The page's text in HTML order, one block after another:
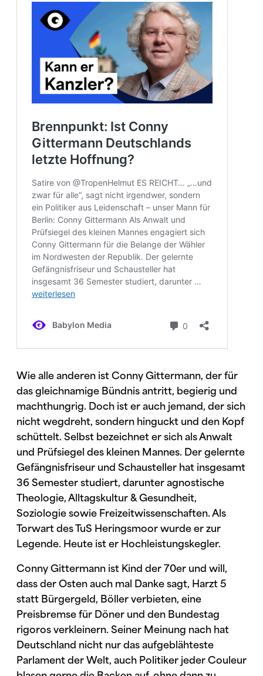
Wie alle anderen ist Conny Gittermann, der für
das gleichnamige Bündnis antritt, begierig und
machthungrig. Doch ist er auch jemand, der sich
nicht wegdreht, sondern hinguckt und den Kopf
schüttelt. Selbst bezeichnet er sich als Anwalt
und Prüfsiegel des kleinen Mannes. Der gelernte
Gefängnisfriseur und Schausteller hat insgesamt
36 Semester studiert, darunter agnostische
Theologie, Alltagskultur & Gesundheit,
Soziologie sowie Freizeitwissenschaften. Als
Torwart des TuS Heringsmoor wurde er zur
Legende. Heute ist er Hochleistungskegler.
Conny Gittermann ist Kind der 70er und will,
dass der Osten auch mal Danke sagt, Harzt 5
statt Bürgergeld, Böller verbieten, eine
Preisbremse für Döner und den Bundestag
rigoros verkleinern. Seiner Meinung nach hat
Deutschland nicht nur das aufgeblähteste
Parlament der Welt, auch Politiker jeder Couleur